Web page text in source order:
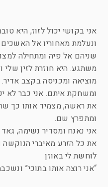
אני בקושי יכול לזוז, היא
ונעלמת מאחוריו אל
שניהם אל פיה ומתחילה
משתגע. היא חוזרת לזין שלי
מוציאה ומכניסה בקצב
ומשחקת איתם. אני כבר לא
את ראשה, מצמיד אותו כך
ומתפרץ שם.
אני נאנח ומסדיר נשימה,
את כל הזרע מאיברי
לוחשת לי באוזן
“אני רוצה אותו בתוכי”